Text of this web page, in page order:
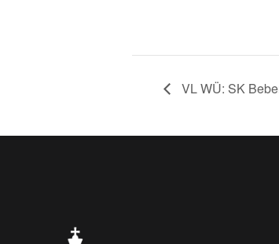
VL WÜ: SK